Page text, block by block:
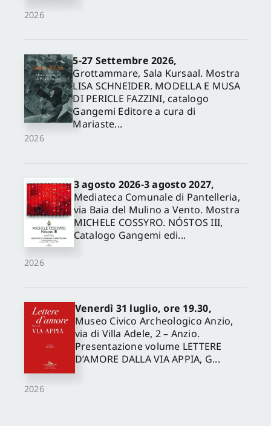
2026
2026
5-27 Settembre 2026,
Grottammare, Sala Kursaal. Mostra
LISA SCHNEIDER. MODELLA E MUSA
DI PERICLE FAZZINI, catalogo
Gangemi Editore a cura di
Mariaste...
2026
3 agosto 2026-3 agosto 2027,
Mediateca Comunale di Pantelleria,
via Baia del Mulino a Vento. Mostra
MICHELE COSSYRO. NÓSTOS III,
Catalogo Gangemi edi...
2026
Venerdì 31 luglio, ore 19.30,
Museo Civico Archeologico Anzio,
via di Villa Adele, 2 – Anzio.
Presentazione volume LETTERE
D’AMORE DALLA VIA APPIA, G...